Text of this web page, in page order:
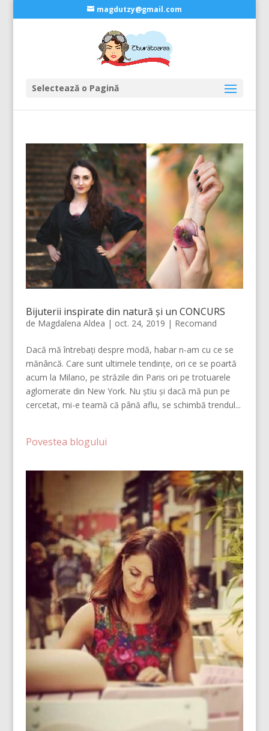
magdutzy@gmail.com
Selectează o Pagină
Bijuterii inspirate din natură și un CONCURS
de Magdalena Aldea | oct. 24, 2019 | Recomand
Dacă mă întrebați despre modă, habar n-am cu ce se
mănâncă. Care sunt ultimele tendințe, ori ce se poartă
acum la Milano, pe străzile din Paris ori pe trotuarele
aglomerate din New York. Nu știu și dacă mă pun pe
cercetat, mi-e teamă că până aflu, se schimbă trendul...
Povestea blogului